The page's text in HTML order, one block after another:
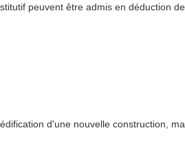
peuvent être admis en déduction
d'une nouvelle construction,